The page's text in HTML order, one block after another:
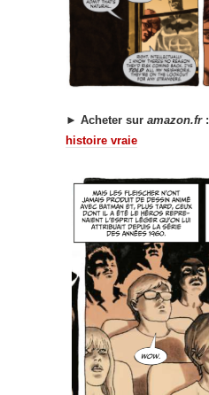
► Acheter sur amazon.fr:
histoire vraie